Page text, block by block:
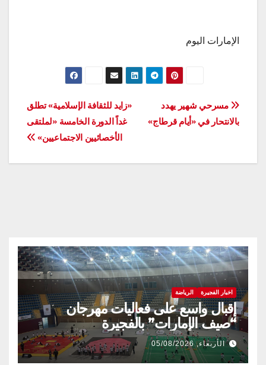
الإمارات اليوم
تصفّح
المقالات
«زايد للثقافة الإسلامية» تطلق
غداً الدورة الخامسة «لملتقى
الأخصائيين الاجتماعيين»
مسرحي شهير يهدد
بالانتحار في «أيام قرطاج»
اخبار الفجيرة الرياضة
إقبال واسع على فعاليات مهرجان
“صيف الإمارات” بالفجيرة
الأربعاء, 05/08/2026